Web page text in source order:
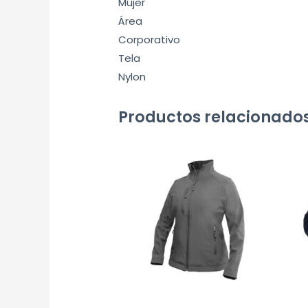
Área
Corporativo
Tela
Nylon
Productos